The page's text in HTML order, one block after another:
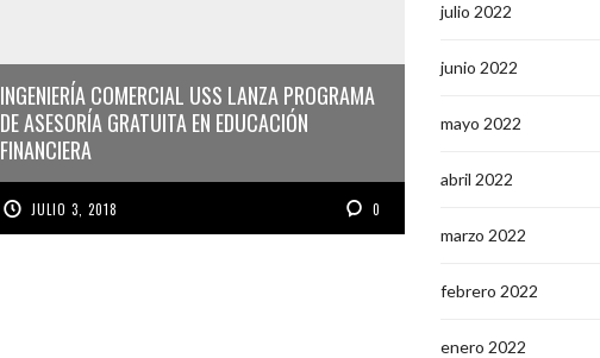
INGENIERÍA COMERCIAL USS LANZA PROGRAMA
DE ASESORÍA GRATUITA EN EDUCACIÓN
FINANCIERA
JULIO 3, 2018 0
julio 2022
junio 2022
mayo 2022
abril 2022
marzo 2022
febrero 2022
enero 2022